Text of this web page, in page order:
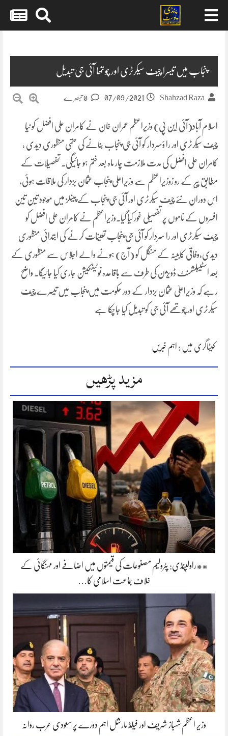
پنجاب میں تیسرا چیف سیکرٹری اور چوتھا آئی جی تبدیل
Shahzad Raza
07/09/2021
اسلام آباد(آئی این پی) وزیراعظم عمران خان نے کامران علی افضل کو نیا
چیف سیکرٹری اور را ؤسردار کو آئی جی پنجاب بنانے کی حتمی منظوری دیدی ،
کامران علی افضل کی مدت ملازمت چار ماہ بعد ختم ہو جائیگی۔ تفصیلات کے
مطابق پیر کے رو زوزیراعظم سے وزیراعلی پنجاب عثمان بزدار کی ملاقات ہوئی،
اس دوران نئے چیف سیکرٹری اور آئی جی پنجاب کے پینلز میں موجود تین تین
افسروں کے ناموں پر تفصیلی غور کیا گیا۔وزیراعظم نے کامران علی افضل کو
چیف سیکرٹری اور را سردار کو آئی جی پنجاب تعینات کرنے کی ابتدائی منظوری
دیدی،وفاقی کابینہ کے منگل کو (آج) ہونے والے اجلاس سے منظوری کے
بعد اسٹیبلشمنٹ ڈویژن کی طرف سے باقاعدہ نوٹیفکیشن جاری کیا جائیگا۔ واضح
رہے کہ وزیراعلیٰ عثمان بزدار کے دور حکومت میں پنجاب میں تیسرے چیف
سیکرٹری اور چوتھے آئی جی کو تبدیل کیا جاچکا ہے
کیٹاگری میں : اہم خبریں
مزید پڑھیں
**راولپنڈی: پٹرولیم مصنوعات کی قیمتوں میں اضافے اور مہنگائی کے
خلاف جماعت اسلامی کا…
وزیر اعظم شہباز شریف اور فیلڈ مارشل اہم دورے پر سعودی عرب روانہ